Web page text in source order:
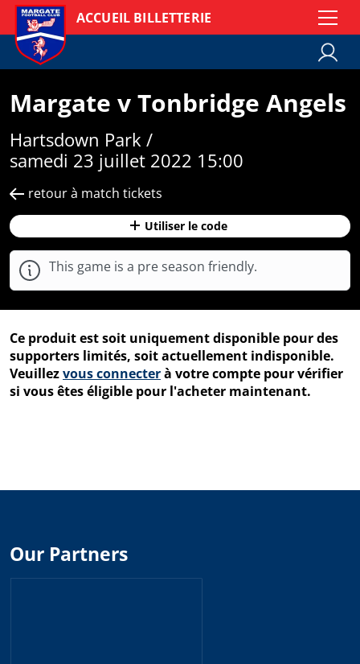
ACCUEIL BILLETTERIE
Margate v Tonbridge Angels
Hartsdown Park /
samedi 23 juillet 2022 15:00
retour à match tickets
Utiliser le code
This game is a pre season friendly.
Ce produit est soit uniquement disponible pour des
supporters limités, soit actuellement indisponible.
Veuillezvous connecterà votre compte pour vérifier
si vous êtes éligible pour l'acheter maintenant.
Our Partners